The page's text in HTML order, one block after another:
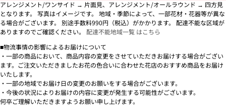
アレンジメント/ワンサイド → 片面見、アレンジメント/オールラウンド → 四方見
となります。 写真はイメージです。 地域・季節によって、一部花材・花器等が異な
る場合がございます。 別途手数料990円（税込）がかかります。 配達不能な区域が
ありますのでご確認ください。 配達不能地域一覧 はこちら
■物流事情の影響によるお届けについて
・一部の商品において、商品内容の変更をさせていただきお届けする場合がござい
ます。ご注文いただきましたお花の色合いに合わせた花店のおすすめ商品をお届け
いたします。
・一部の地域でお届け日の変更のお願いをする場合がございます。
・今後の状況によりお届けの内容に変更が発生する可能性がございます。
何卒ご理解いただきますようお願い申し上げます。